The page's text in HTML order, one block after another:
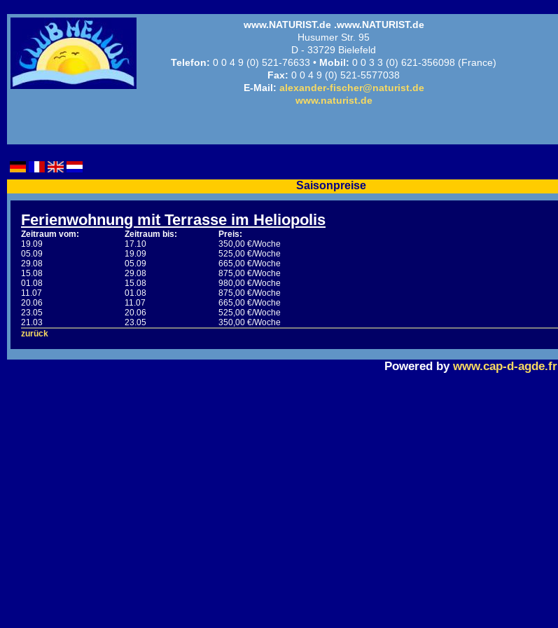
www.NATURIST.de .www.NATURIST.de
Husumer Str. 95
D - 33729 Bielefeld
Telefon: 0 0 4 9 (0) 521-76633 • Mobil: 0 0 3 3 (0) 621-356098 (France)
Fax: 0 0 4 9 (0) 521-5577038
E-Mail: alexander-fischer@naturist.de
www.naturist.de
Saisonpreise
Ferienwohnung mit Terrasse im Heliopolis
Zeitraum vom: Zeitraum bis:
Preis:
19.09
17.10
350,00 €/Woche
05.09
19.09
525,00 €/Woche
29.08
05.09
665,00 €/Woche
15.08
29.08
875,00 €/Woche
01.08
15.08
980,00 €/Woche
11.07
01.08
875,00 €/Woche
20.06
11.07
665,00 €/Woche
23.05
20.06
525,00 €/Woche
21.03
23.05
350,00 €/Woche
zurück
Powered by www.cap-d-agde.fr